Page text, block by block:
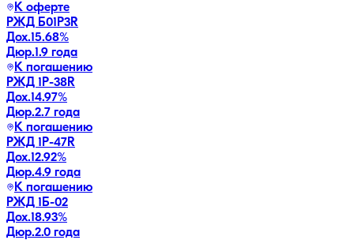
К оферте
РЖД Б01P3R
Дох.15.68%
Дюр.1.9 года
К погашению
РЖД 1Р-38R
Дох.14.97%
Дюр.2.7 года
К погашению
РЖД 1Р-47R
Дох.12.92%
Дюр.4.9 года
К погашению
РЖД 1Б-02
Дох.18.93%
Дюр.2.0 года